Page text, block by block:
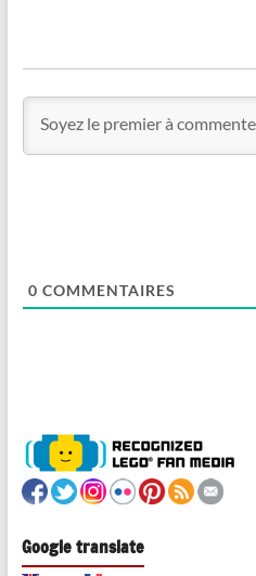
0 COMMENTAIRES
Google translate